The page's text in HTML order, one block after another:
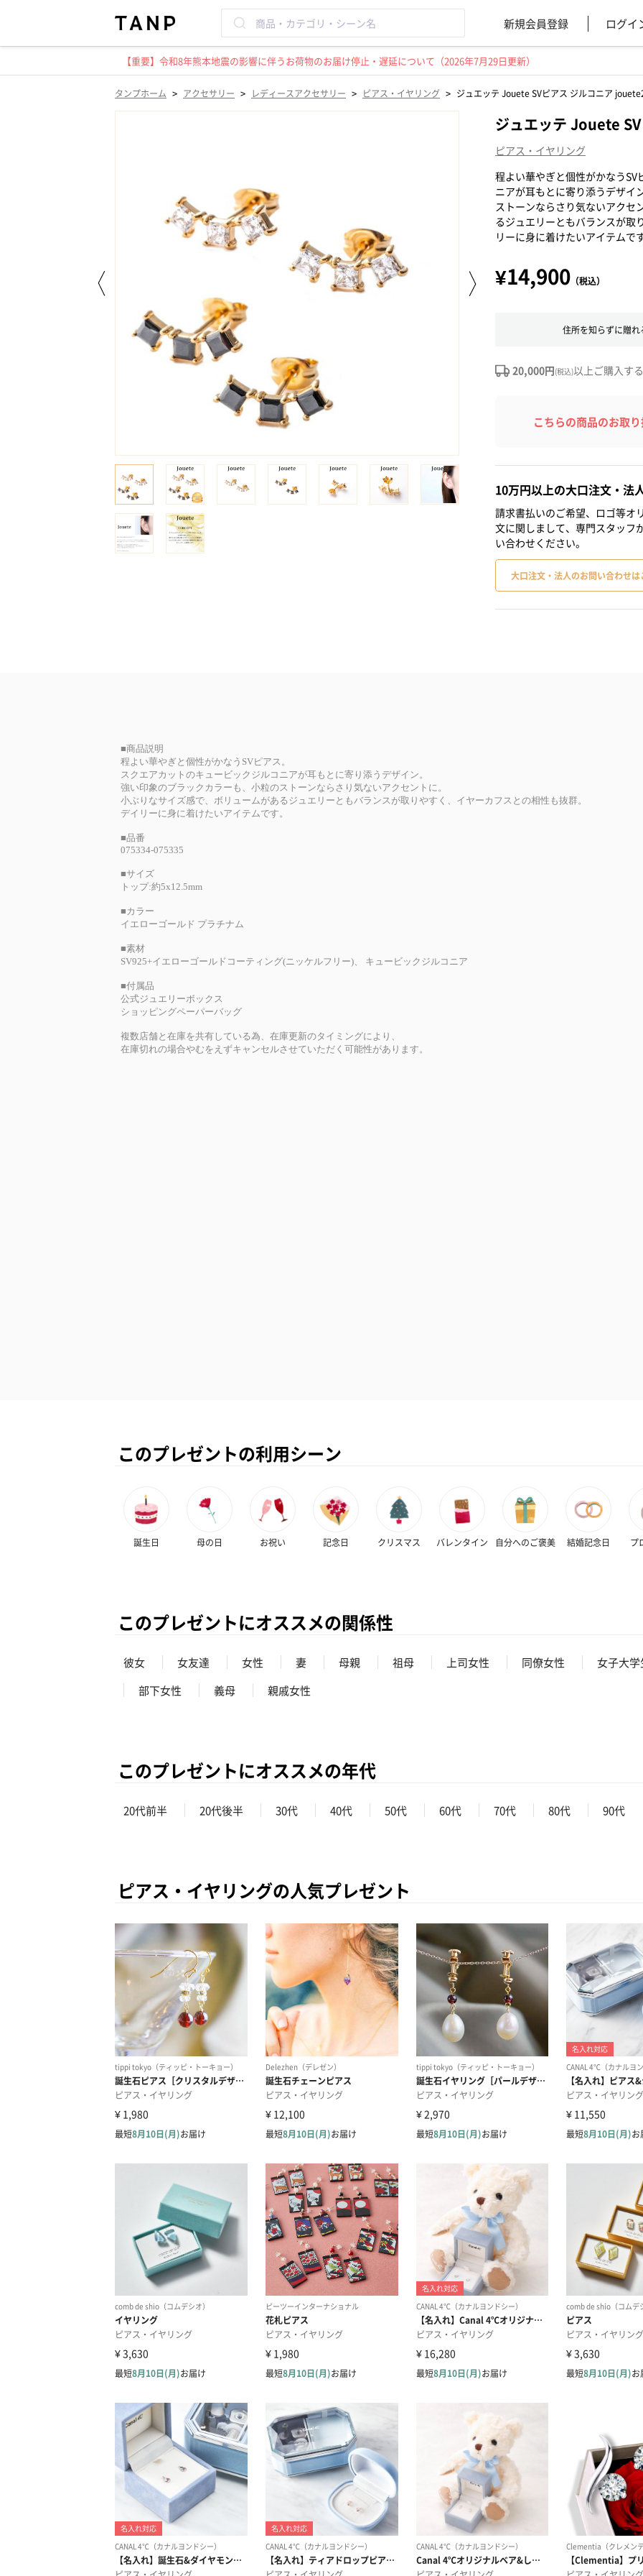
新規会員登録 ログイ
【重要】令和8年熊本地震の影響に伴うお荷物のお届け停止・遅延について（2026年7月29日更新）
タンプホーム > アクセサリー > レディースアクセサリー > ピアス・イヤリング > ジュエッテ Jouete SVピアス ジルコニア
ジュエッテ Jouete
ピアス・イヤリング
程よい華やぎと個性がかなう
ニアが耳もとに寄り添うデザイ
ストーンならさり気ないアクセ
るジュエリーともバランスが取
リーに身に着けたいアイテムで
¥14,900 （税込）
住所を知らずに贈
20,000円(税込)以上ご購入す
こちらの商品のお取
10万円以上の大口注文・法
請求書払いのご希望、ロゴ等オ
文に関しまして、専門スタッフ
い合わせください。
大口注文・法人のお問い合わせは
このプレゼントの利用シーン
誕生日 母の日 お祝い 記念日 クリスマス バレンタイン 自分へのご褒美 結婚記念日 プ
このプレゼントにオススメの関係性
彼女 女友達 女性 妻 母親 祖母 上司女性 同僚女性
女子大学
部下女性
義母 親戚女性
このプレゼントにオススメの年代
20代前半 20代後半 30代 40代 50代 60代 70代 80代 90代
ピアス・イヤリングの人気プレゼント